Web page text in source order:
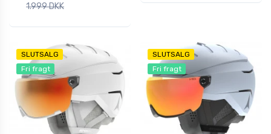
1.999 DKK
SLUTSALG
Fri fragt
SLUTSALG
Fri fragt